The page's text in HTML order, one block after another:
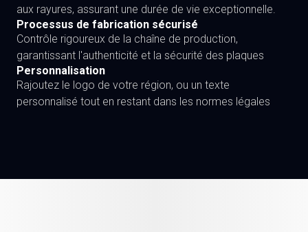
aux rayures, assurant une durée de vie exceptionnelle.
Processus de fabrication sécurisé
Contrôle rigoureux de la chaîne de production,
garantissant l'authenticité et la sécurité des plaques
Personnalisation
Rajoutez le logo de votre région, ou un texte
personnalisé tout en restant dans les normes légales